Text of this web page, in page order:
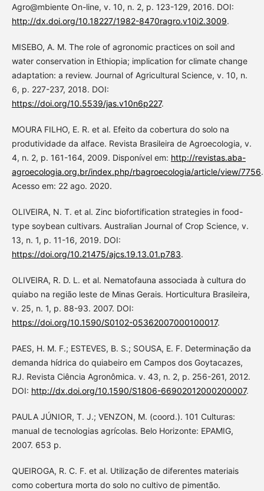
Agro@mbiente On-line, v. 10, n. 2, p. 123-129, 2016. DOI:
http://dx.doi.org/10.18227/1982-8470ragro.v10i2.3009.
MISEBO, A. M. The role of agronomic practices on soil and
water conservation in Ethiopia; implication for climate change
adaptation: a review. Journal of Agricultural Science, v. 10, n.
6, p. 227-237, 2018. DOI:
https://doi.org/10.5539/jas.v10n6p227.
MOURA FILHO, E. R. et al. Efeito da cobertura do solo na
produtividade da alface. Revista Brasileira de Agroecologia, v.
4, n. 2, p. 161-164, 2009. Disponível em: http://revistas.aba-
agroecologia.org.br/index.php/rbagroecologia/article/view/7756.
Acesso em: 22 ago. 2020.
OLIVEIRA, N. T. et al. Zinc biofortification strategies in food-
type soybean cultivars. Australian Journal of Crop Science, v.
13, n. 1, p. 11-16, 2019. DOI:
https://doi.org/10.21475/ajcs.19.13.01.p783.
OLIVEIRA, R. D. L. et al. Nematofauna associada à cultura do
quiabo na região leste de Minas Gerais. Horticultura Brasileira,
v. 25, n. 1, p. 88-93. 2007. DOI:
https://doi.org/10.1590/S0102-05362007000100017.
PAES, H. M. F.; ESTEVES, B. S.; SOUSA, E. F. Determinação da
demanda hídrica do quiabeiro em Campos dos Goytacazes,
RJ. Revista Ciência Agronômica. v. 43, n. 2, p. 256-261, 2012.
DOI: http://dx.doi.org/10.1590/S1806-66902012000200007.
PAULA JÚNIOR, T. J.; VENZON, M. (coord.). 101 Culturas:
manual de tecnologias agrícolas. Belo Horizonte: EPAMIG,
2007. 653 p.
QUEIROGA, R. C. F. et al. Utilização de diferentes materiais
como cobertura morta do solo no cultivo de pimentão.